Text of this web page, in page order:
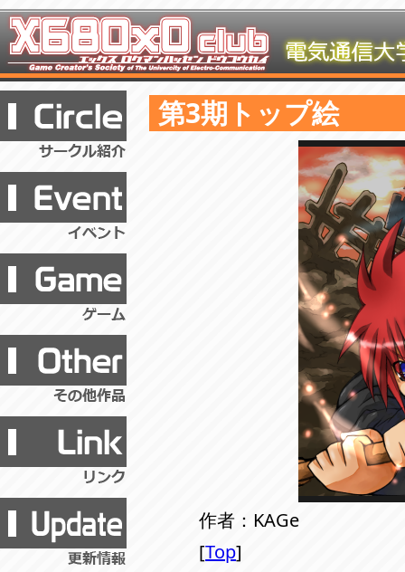
第3期トップ絵
作者：KAGe
[Top]